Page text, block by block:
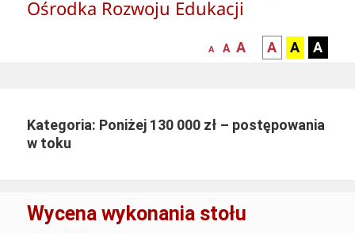
Ośrodka Rozwoju Edukacji
mniejsza
A
normalna
A
większa-
czcionka
A
kontrast
czarny
tle
A
kontrast
czarny
tle
A
żółty
tle
A
Kategoria: Poniżej 130 000 zł – postępowania
w toku
Wycena wykonania stołu